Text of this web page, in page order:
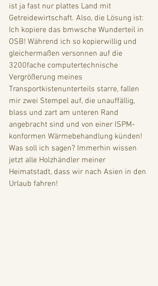
ist ja fast nur plattes Land mit
Getreidewirtschaft. Also, die Lösung ist:
Ich kopiere das bmwsche Wunderteil in
OSB! Während ich so kopierwillig und
gleichermaßen versonnen auf die
3200fache computertechnische
Vergrößerung meines
Transportkistenunterteils starre, fallen
mir zwei Stempel auf, die unauffällig,
blass und zart am unteren Rand
angebracht sind und von einer ISPM-
konformen Wärmebehandlung künden!
Was soll ich sagen? Immerhin wissen
jetzt alle Holzhändler meiner
Heimatstadt, dass wir nach Asien in den
Urlaub fahren!